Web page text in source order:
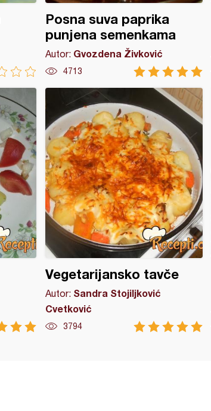
Posna suva paprika
punjena semenkama
Autor: Gvozdena Živković
4713
Vegetarijansko tavče
Autor: Sandra Stojiljković
Cvetković
3794